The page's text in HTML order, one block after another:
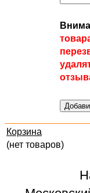
Корзина
(нет товаров)